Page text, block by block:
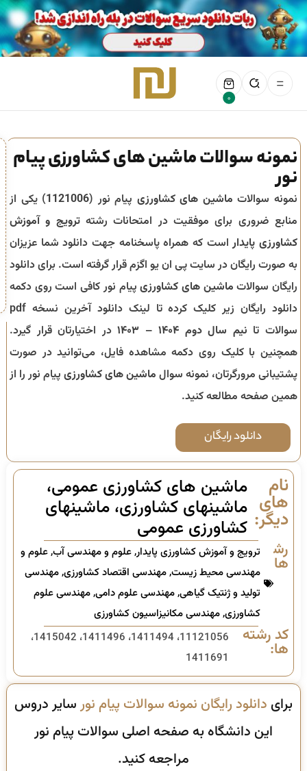
0
نمونه سوالات ماشین های کشاورزی پیام
نور
نمونه سوالات ماشین های کشاورزی پیام نور (1121006) یکی از
منابع ضروری برای موفقیت در امتحانات رشتهترویج و آموزش
کشاورزی پایداراست که همراه پاسخنامه جهت دانلود شما عزیزان
به صورت رایگان در سایت پی ان یو اگزم قرار گرفته است. برای دانلود
رایگان سوالات ماشین های کشاورزیپیام نور کافی است روی دکمه
دانلود رایگان زیر کلیک کرده تا لینک دانلود آخرین نسخه pdf
سوالات تا نیم سال دوم ۱۴۰۴ – ۱۴۰۳
در اختیارتان قرار گیرد.
همچنین با کلیک روی دکمه مشاهده فایل، می‌توانید در صورت
پشتیبانی مرورگرتان، نمونه سوال ماشین های کشاورزی پیام نور را از
همین صفحه مطالعه کنید.
دانلود رایگان
نام
های
دیگر:
ماشین های کشاورزی عمومی،
ماشینهای کشاورزی، ماشینهای
کشاورزی عمومی
رشته
ها:
ترویج و آموزش کشاورزی پایدار,علوم و مهندسی آب,علوم و
مهندسی محیط زیست,مهندسی اقتصاد کشاورزی,مهندسی
تولید و ژنتیک گیاهی,مهندسی علوم دامی,مهندسی علوم
کشاورزی,مهندسی مکانیزاسیون کشاورزی
کد رشته
ها:
11121056، 1411494، 1411496، 1415042،
1411691
برای دانلود رایگان نمونه سوالات پیام نورسایر دروس
این دانشگاه به صفحه اصلی سوالات پیام نور
مراجعه کنید.